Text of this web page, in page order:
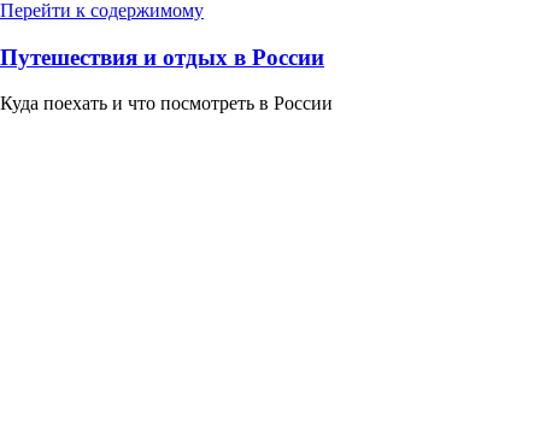
Перейти к содержимому
Путешествия и отдых в России
Куда поехать и что посмотреть в России